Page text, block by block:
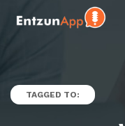
TAGGED TO: